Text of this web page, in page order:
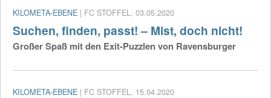
KILOMETA-EBENE | FC STOFFEL, 03.05.2020
Suchen, finden, passt! – Mist, doch nicht!
Großer Spaß mit den Exit-Puzzlen von Ravensburger
KILOMETA-EBENE | FC STOFFEL, 15.04.2020